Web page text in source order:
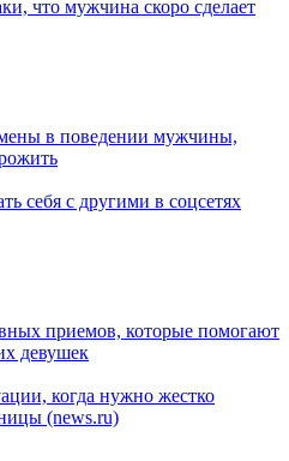
что мужчина скоро сделает
в поведении мужчины,
себя с другими в соцсетях
приемов, которые помогают
девушек
когда нужно жестко
(news.ru)